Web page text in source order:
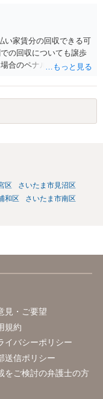
い家賃分の回収できる可
の回収についても譲歩
合のペナルティ等を定
という形の方が、交渉
いかと思われます。
区
さいたま市見沼区
和区
さいたま市南区
見・ご要望
規約
イバシーポリシー
送信ポリシー
をご検討の弁護士の方